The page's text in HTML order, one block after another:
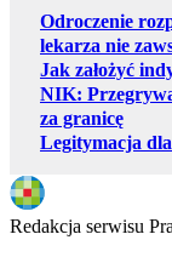
Odroczenie
lekarza nie
Jak założyć
NIK:
za granicę
Legitymacja
Redakcja serwisu